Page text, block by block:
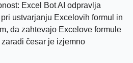
Excel Bot AI odpravlja
ustvarjanju Excelovih formul in
da zahtevajo Excelove formule
česar je izjemno